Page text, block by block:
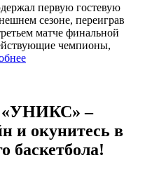
первую гостевую
сезоне, переиграв
матче финальной
чемпионы,
«УНИКС» –
и окунитесь в
баскетбола!